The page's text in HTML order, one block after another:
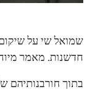
שמואל שי על שיקום
חדשנות. מאמר